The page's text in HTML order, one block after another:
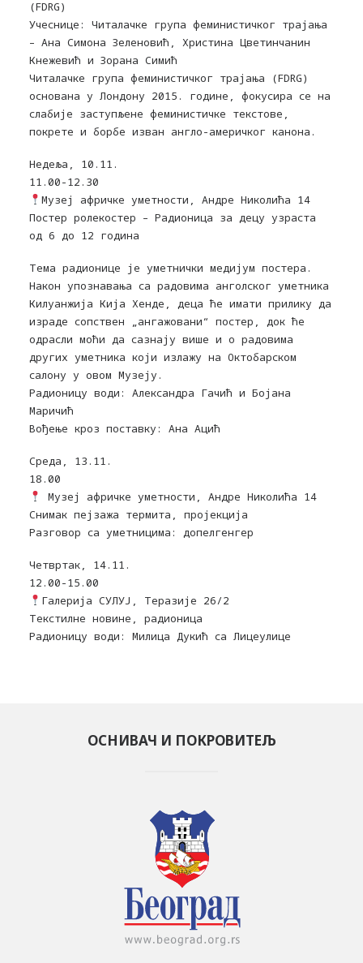
(FDRG)
Учеснице: Читалачке група феминистичког трајања
– Ана Симона Зеленовић, Христина Цветинчанин
Кнежевић и Зорана Симић
Читалачке група феминистичког трајања (FDRG)
основана у Лондону 2015. године, фокусира се на
слабије заступљене феминистичке текстове,
покрете и борбе изван англо-америчког канона.
Недеља, 10.11.
11.00-12.30
Музеј афричке уметности, Андре Николића 14
Пoстeр рoлeкoстeр – Радионица за децу узраста
од 6 до 12 година
Тема радионице је уметнички медијум постера.
Нaкoн упознавања са радовима aнгoлскoг умeтникa
Килуaнжиja Киja Хeндe, дeцa ћe имaти прилику дa
изрaдe сoпствeн „aнгaжoвaни“ пoстeр, дoк ћe
oдрaсли мoћи дa сaзнajу вишe и o рaдoвимa
других умeтникa кojи излaжу нa Oктoбaрскoм
сaлoну у oвoм Mузejу.
Радионицу води: Александра Гачић и Бојана
Маричић
Вођење кроз поставку: Ана Ацић
Среда, 13.11.
18.00
Музеј афричке уметности, Андре Николића 14
Снимак пејзажа термита, пројекција
Разговор са уметницима: допелгенгер
Четвртак, 14.11.
12.00-15.00
Галерија СУЛУЈ, Теразије 26/2
Текстилне новине, радионица
Радионицу води: Милица Дукић са Лицеулице
ОСНИВАЧ И ПОКРОВИТЕЉ